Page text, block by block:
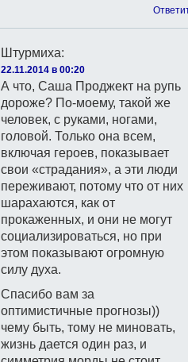
Штурмиха:
22.11.2014 в 00:20
А что, Саша Проджект на рупь
дороже? По-моему, такой же
человек, с руками, ногами,
головой. Только она всем,
включая героев, показывает
свои «страдания», а эти люди
переживают, потому что от них
шарахаются, как от
прокаженных, и они не могут
социализироваться, но при
этом показывают огромную
силу духа.
Спасибо вам за
оптимистичные прогнозы))
чему быть, тому не миновать,
жизнь дается один раз, и